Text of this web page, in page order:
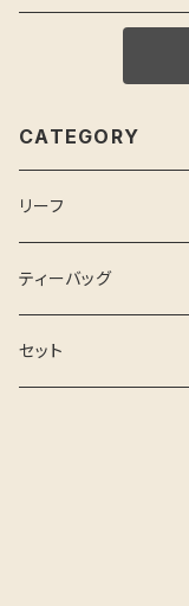
CATEGORY
リーフ
ティーバッグ
セット